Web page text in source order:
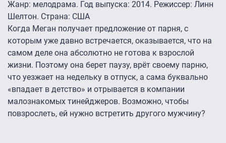
Жанр: мелодрама. Год выпуска: 2014. Режиссер: Линн
Шелтон. Страна: США
Когда Меган получает предложение от парня, с
которым уже давно встречается, оказывается, что на
самом деле она абсолютно не готова к взрослой
жизни. Поэтому она берет паузу, врёт своему парню,
что уезжает на недельку в отпуск, а сама буквально
«впадает в детство» и отрывается в компании
малознакомых тинейджеров. Возможно, чтобы
повзрослеть, ей нужно встретить другого мужчину?